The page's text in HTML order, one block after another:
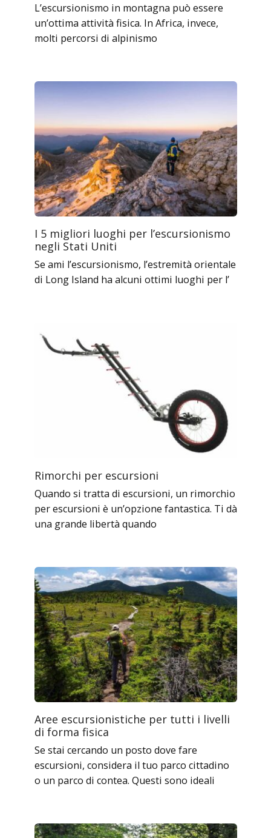
L’escursionismo in montagna può essere
un’ottima attività fisica. In Africa, invece,
molti percorsi di alpinismo
I 5 migliori luoghi per l’escursionismo
negli Stati Uniti
Se ami l’escursionismo, l’estremità orientale
di Long Island ha alcuni ottimi luoghi per l’
Rimorchi per escursioni
Quando si tratta di escursioni, un rimorchio
per escursioni è un’opzione fantastica. Ti dà
una grande libertà quando
Aree escursionistiche per tutti i livelli
di forma fisica
Se stai cercando un posto dove fare
escursioni, considera il tuo parco cittadino
o un parco di contea. Questi sono ideali